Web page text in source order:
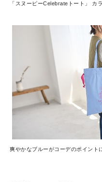
「スヌーピーCelebrateトート」 カ
爽やかなブルーがコーデのポイント